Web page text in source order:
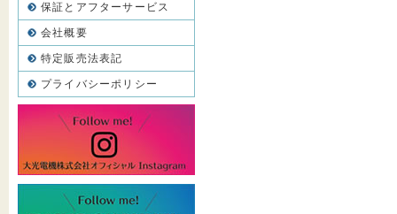
保証とアフターサービス
会社概要
特定販売法表記
プライバシーポリシー